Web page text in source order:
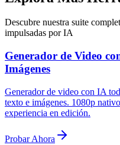
Descubre nuestra suite
impulsadas por IA
Generador de Video
Imágenes
Generador de video con IA
texto e imágenes. 1080p
experiencia en edición.
Probar Ahora